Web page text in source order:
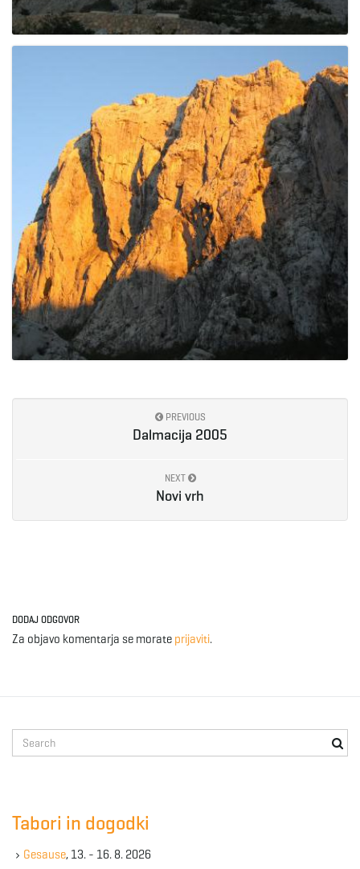
PREVIOUS
Dalmacija 2005
NEXT
Novi vrh
DODAJ ODGOVOR
Za objavo komentarja se morate prijaviti.
e
e
Tabori in dogodki
Gesause, 13. - 16. 8. 2026